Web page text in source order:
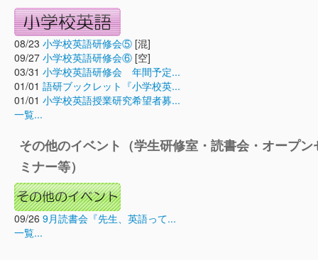
08/23 小学校英語研修会⑤ [混]
09/27 小学校英語研修会⑥ [空]
03/31 小学校英語研修会 年間予定...
01/01 語研ブックレット『小学校英...
01/01 小学校英語授業研究希望者募...
一覧...
その他のイベント（学生研修室・読書会・オープン
ミナー等）
09/26 9月読書会『先生、英語って...
一覧...